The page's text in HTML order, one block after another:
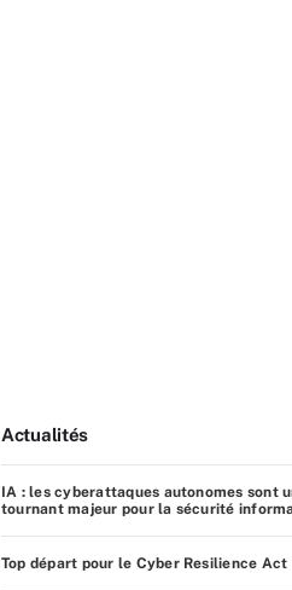
Actualités
IA : les cyberattaques autonomes sont
tournant majeur pour la sécurité
Top départ pour le Cyber Resilience Act